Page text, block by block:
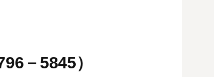
－5845）